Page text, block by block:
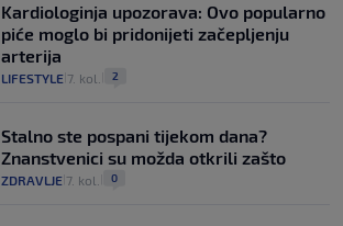
Kardiologinja upozorava: Ovo popularno
piće moglo bi pridonijeti začepljenju
arterija
LIFESTYLE 7. kol. 2
Stalno ste pospani tijekom dana?
Znanstvenici su možda otkrili zašto
ZDRAVLJE 7. kol. 0